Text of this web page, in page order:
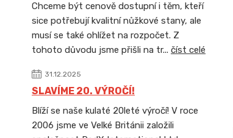
Chceme být cenově dostupní i těm, kteří
sice potřebují kvalitní nůžkové stany, ale
musí se také ohlížet na rozpočet. Z
tohoto důvodu jsme přišli na tr... číst celé
31.12.2025
SLAVÍME 20. VÝROČÍ!
Blíží se naše kulaté 20leté výročí! V roce
2006 jsme ve Velké Británii založili